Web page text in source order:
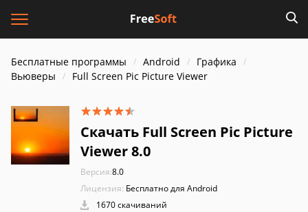
Бесплатные программы Android
Графика
Вьюверы
Full Screen Pic Picture Viewer
Скачать Full Screen Pic Picture
Viewer 8.0
Версия:8.0
Лицензия: Бесплатно для Android
1670 скачиваний